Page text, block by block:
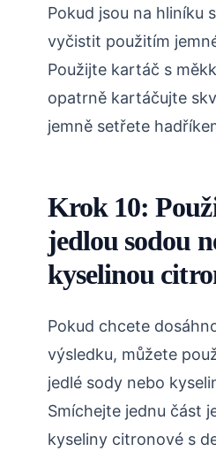
Pokud jsou na hliníku
vyčistit použitím
Použijte kartáč s
opatrně kartáčujte
jemně setřete
Krok 10:
jedlou sodou
kyselinou
Pokud chcete
výsledku, můžete
jedlé sody nebo
Smíchejte jednu část
kyseliny citronové s